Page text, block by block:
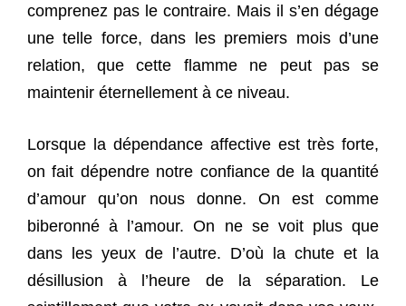
comprenez pas le contraire. Mais il s’en dégage
une telle force, dans les premiers mois d’une
relation, que cette flamme ne peut pas se
maintenir éternellement à ce niveau.
Lorsque la dépendance affective est très forte,
on fait dépendre notre confiance de la quantité
d’amour qu’on nous donne. On est comme
biberonné à l’amour. On ne se voit plus que
dans les yeux de l’autre. D’où la chute et la
désillusion à l’heure de la séparation. Le